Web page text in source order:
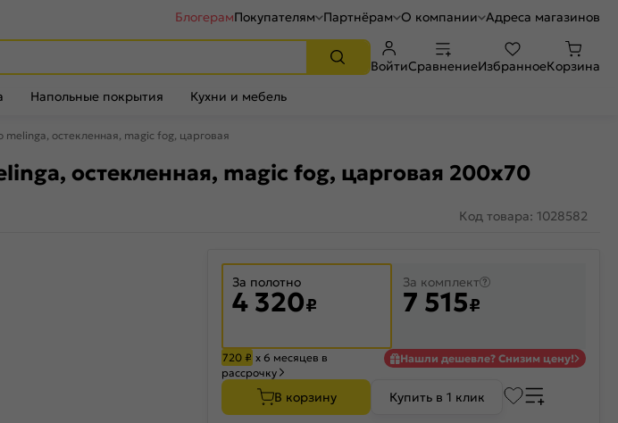
БлогерамПокупателям Партнёрам О компании Адреса магазинов
ВойтиСравнениеИзбранноеКорзина
Напольные покрытия Кухни и мебель
остекленная, magic fog, царговая
остекленная, magic fog, царговая 200x70
Код товара: 1028582
За полотно
4 320₽
За комплект
7 515₽
720 ₽ х 6 месяцев в
рассрочку
Нашли дешевле? Снизим цену!
В корзину Купить в 1 клик